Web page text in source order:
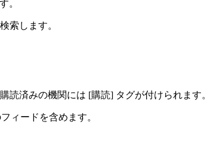
。
索します。
読済みの機関には [購読] タグが付けられます。
ィードを含めます。